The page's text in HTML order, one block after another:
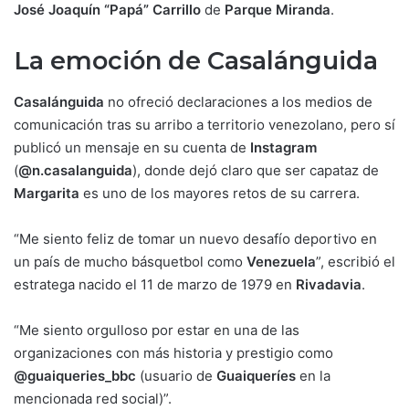
José Joaquín “Papá” Carrillo de Parque Miranda.
La emoción de Casalánguida
Casalánguida no ofreció declaraciones a los medios de
comunicación tras su arribo a territorio venezolano, pero sí
publicó un mensaje en su cuenta de Instagram
(@n.casalanguida), donde dejó claro que ser capataz de
Margarita es uno de los mayores retos de su carrera.
“Me siento feliz de tomar un nuevo desafío deportivo en
un país de mucho básquetbol como Venezuela”, escribió el
estratega nacido el 11 de marzo de 1979 en Rivadavia.
“Me siento orgulloso por estar en una de las
organizaciones con más historia y prestigio como
@guaiqueries_bbc (usuario de Guaiqueríes en la
mencionada red social)”.